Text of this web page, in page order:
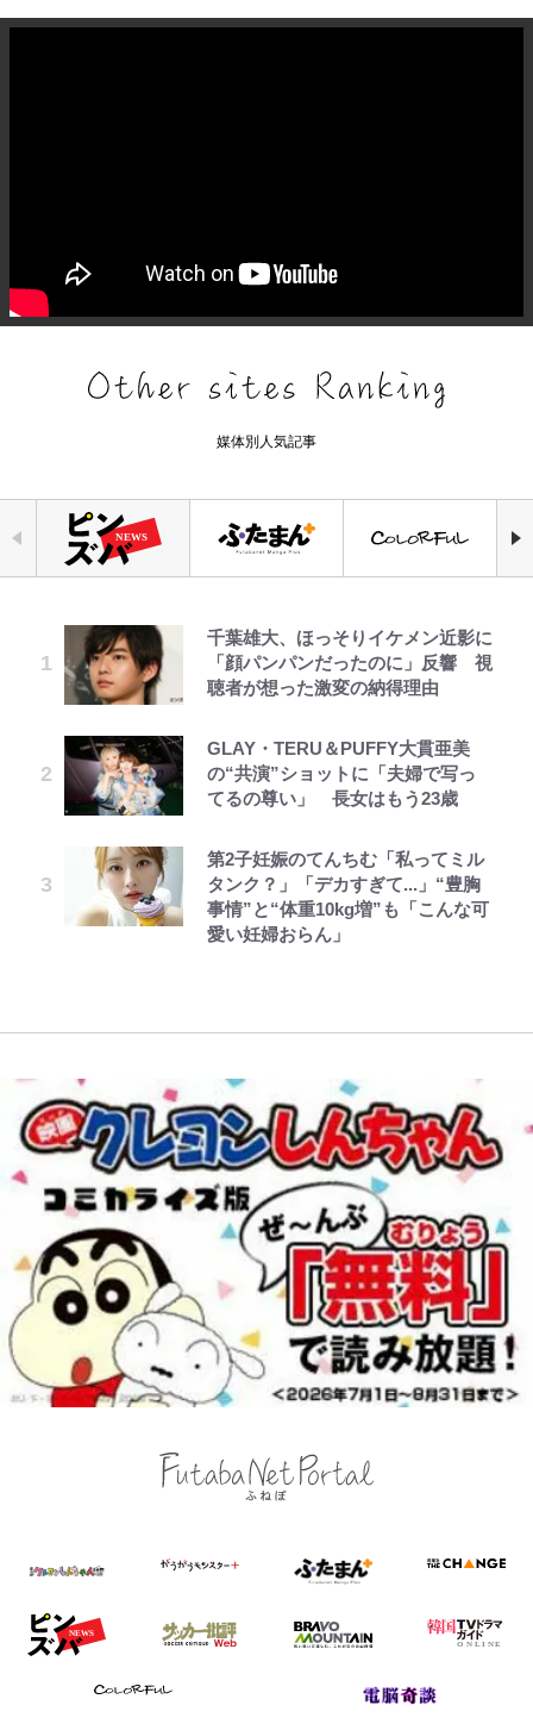
媒体別人気記事
千葉雄大、ほっそりイケメン近影に
「顔パンパンだったのに」反響 視
聴者が想った激変の納得理由
GLAY・TERU＆PUFFY大貫亜美
の“共演”ショットに「夫婦で写っ
てるの尊い」 長女はもう23歳
第2子妊娠のてんちむ「私ってミル
タンク？」「デカすぎて...」“豊胸
事情”と“体重10kg増”も「こんな可
愛い妊婦おらん」
「自分の絵ごと、このジャンルはそ
ろそろ終わりかな」江口寿史が炎上
を経て樋口毅宏に語ったこと
「カルチャーは引用の歴史である」
江口寿史と樋口毅宏、“引用と継
承”をめぐる対話
1万円超えも「納得のクオリティ」
『この素晴らしい世界に祝福を！』
10万針以上の密度で再現された“め
ぐみん刺繍ワークシャツ”にファン
空の轍と大地の雲と 第1回
第3回 出版までの道のり・その2
レビュー『仮面家族』悠木シュン・
著
錦織一清の写真集はなぜ私服なの
か…高級ブランドをやめ等身大の自
分を表現する現在「ちゃんとおじい
藤原紀香が23年間続けるボランテ
ィア活動の原動力は…「偽善者だ」
錦織一清が語る還暦からの新たな挑
戦…少年隊の分岐点と60代で挑む
映画監督作『僕は瞳に恋してる』
公式-冒険家になろう! ~スキルボー
ドでダンジョン攻略~ 第65話(1)
公式-超難関ダンジョンで10万年修
行した結果、世界最強に~最弱無能
の下剋上~ 第37話(1)
公式-ヒロインが来る前に妊娠しま
した~詰んだはずの悪役令嬢です
が、どうやら違うようです~ 第1話
｢守り方かっこよすぎ｣上田綺世が
妻の“ワンオペ騒動”に家族写真で
アンサー！ボールも嫁の炎上も収め
長友夫妻も続々エール！
｢めーっちゃオシャじゃん｣中田英
いい｣｢好きなデザイン｣｢今年は2nd
買おうかな｣
浦和と千葉の首をかしげる主力放
荒々しい「火山帯」の一端にいるこ
とを体感！ 登頂約10分でも大迫力
「吾妻小富士」火口を1周する「1
ポ【福島県福島市】
青く美しい「幸せのブルービー」の
る「季節の虫」の探し方 vol.21】
【キャンプ自己啓発】増えすぎたギ
アを棚卸し！ “ウルトラライト” 目
えびめしの流儀
でっかい男になりたいゾ
浅草は日本の心だゾ